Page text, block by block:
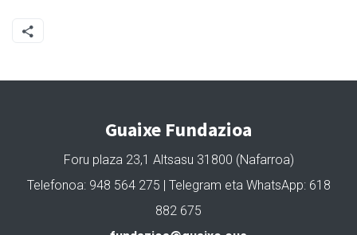
Guaixe Fundazioa
Foru plaza 23,1 Altsasu 31800 (Nafarroa)
Telefonoa: 948 564 275 | Telegram eta WhatsApp: 618
882 675